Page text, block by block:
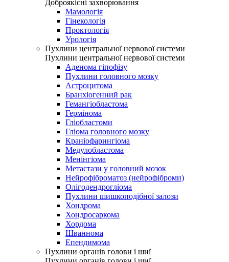
Доброякісні захворювання
Мамологія
Гінекологія
Проктологія
Урологія
Пухлини центральної нервової системи
Пухлини центральної нервової системи
Аденома гіпофізу
Пухлини головного мозку
Астроцитома
Бранхіогенний рак
Гемангіобластома
Гермінома
Гліобластоми
Гліома головного мозку
Краніофарингіома
Медулобластома
Менінгіома
Метастази у головний мозок
Нейрофіброматоз (нейрофіброми)
Олігодендрогліома
Пухлини шишкоподібної залози
Хондрома
Хондросаркома
Хордома
Шваннома
Епендимома
Пухлини органів голови і шиї